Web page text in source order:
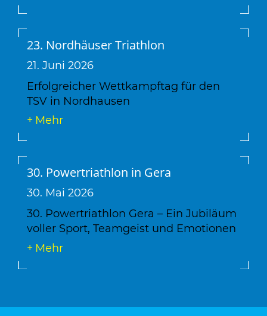
23. Nordhäuser Triathlon
21. Juni 2026
Erfolgreicher Wettkampftag für den
TSV in Nordhausen
Mehr
30. Powertriathlon in Gera
30. Mai 2026
30. Powertriathlon Gera – Ein Jubiläum
voller Sport, Teamgeist und Emotionen
Mehr